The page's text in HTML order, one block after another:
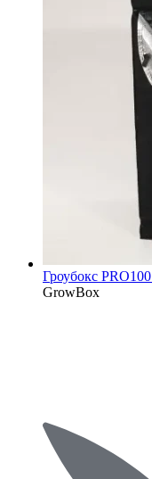
Гроубокс
GrowBox